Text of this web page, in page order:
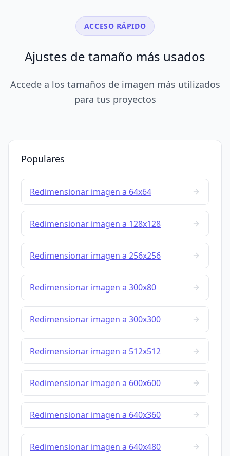
ACCESO RÁPIDO
Ajustes de tamaño más usados
Accede a los tamaños de imagen más utilizados
para tus proyectos
Populares
Redimensionar imagen a 64x64
Redimensionar imagen a 128x128
Redimensionar imagen a 256x256
Redimensionar imagen a 300x80
Redimensionar imagen a 300x300
Redimensionar imagen a 512x512
Redimensionar imagen a 600x600
Redimensionar imagen a 640x360
Redimensionar imagen a 640x480